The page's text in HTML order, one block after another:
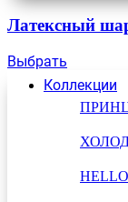
Коллекции
Латексный
Выбрать